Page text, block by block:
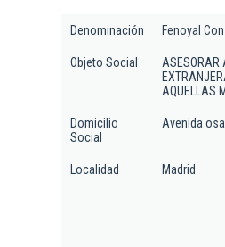
Denominación Fenoyal
Objeto Social
ASESORAR
AQUELLAS
Domicilio
Social
Avenida osa
Localidad Madrid